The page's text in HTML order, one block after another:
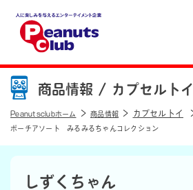
人に楽しみを与えるエ
ンターテイメント企
業 Peanuts club
商品情報 / カプセルトイ
Peanutsclubホーム 商品情報 カプセルトイ
ポーチアソート みるみるちゃんコレクション
しずくちゃん